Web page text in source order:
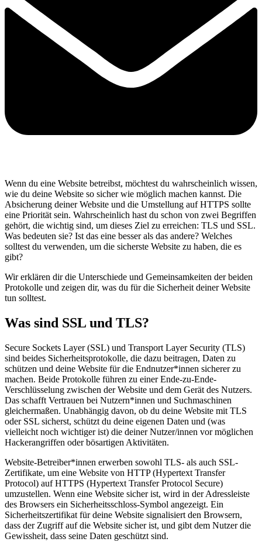
Wenn du eine Website betreibst, möchtest du wahrscheinlich wissen,
wie du deine Website so sicher wie möglich machen kannst. Die
Absicherung deiner Website und die Umstellung auf HTTPS sollte
eine Priorität sein. Wahrscheinlich hast du schon von zwei Begriffen
gehört, die wichtig sind, um dieses Ziel zu erreichen: TLS und SSL.
Was bedeuten sie? Ist das eine besser als das andere? Welches
solltest du verwenden, um die sicherste Website zu haben, die es
gibt?
Wir erklären dir die Unterschiede und Gemeinsamkeiten der beiden
Protokolle und zeigen dir, was du für die Sicherheit deiner Website
tun solltest.
Was sind SSL und TLS?
Secure Sockets Layer (SSL) und Transport Layer Security (TLS)
sind beides Sicherheitsprotokolle, die dazu beitragen, Daten zu
schützen und deine Website für die Endnutzer*innen sicherer zu
machen. Beide Protokolle führen zu einer Ende-zu-Ende-
Verschlüsselung zwischen der Website und dem Gerät des Nutzers.
Das schafft Vertrauen bei Nutzern*innen und Suchmaschinen
gleichermaßen. Unabhängig davon, ob du deine Website mit TLS
oder SSL sicherst, schützt du deine eigenen Daten und (was
vielleicht noch wichtiger ist) die deiner Nutzer/innen vor möglichen
Hackerangriffen oder bösartigen Aktivitäten.
Website-Betreiber*innen erwerben sowohl TLS- als auch SSL-
Zertifikate, um eine Website von HTTP (Hypertext Transfer
Protocol) auf HTTPS (Hypertext Transfer Protocol Secure)
umzustellen. Wenn eine Website sicher ist, wird in der Adressleiste
des Browsers ein Sicherheitsschloss-Symbol angezeigt. Ein
Sicherheitszertifikat für deine Website signalisiert den Browsern,
dass der Zugriff auf die Website sicher ist, und gibt dem Nutzer die
Gewissheit, dass seine Daten geschützt sind.